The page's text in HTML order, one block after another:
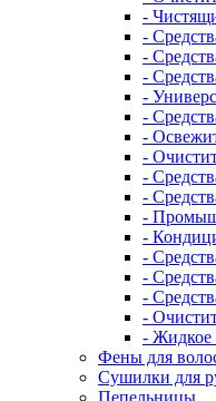
-
-
-
-
-
-
-
-
-
-
-
-
-
-
-
-
-
Фены для
Сушилки для
Пепельницы